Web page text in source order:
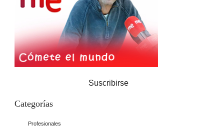
Suscribirse
Categorías
Profesionales